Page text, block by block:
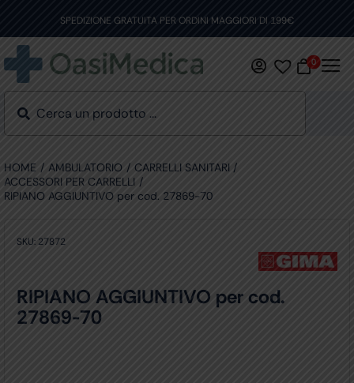
content
SPEDIZIONE GRATUITA PER ORDINI MAGGIORI DI 199€
0
HOME AMBULATORIO
CARRELLI SANITARI
ACCESSORI PER CARRELLI
RIPIANO AGGIUNTIVO per cod. 27869-70
SKU: 27872
RIPIANO AGGIUNTIVO per cod.
27869-70